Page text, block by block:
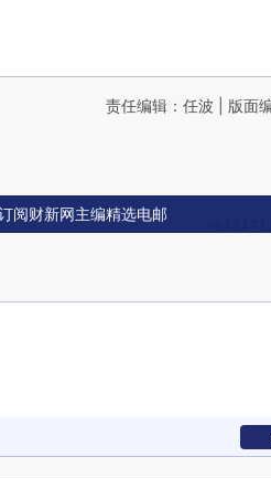
责任编辑：任波 | 版面
阅财新网主编精选电邮